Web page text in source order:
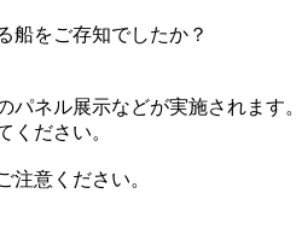
船をご存知でしたか？
ネル展示などが実施されます。
ください。
注意ください。